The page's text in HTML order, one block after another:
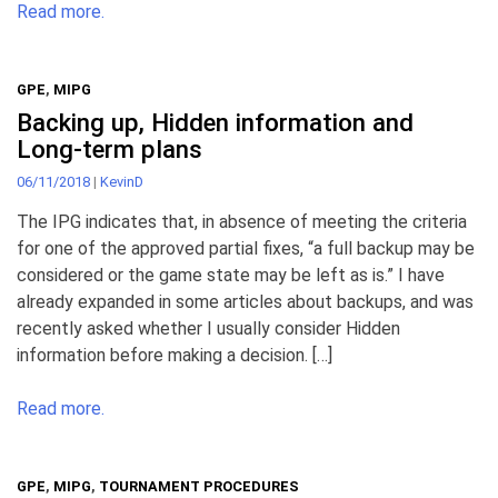
Read more.
GPE, MIPG
Backing up, Hidden information and
Long-term plans
06/11/2018 | KevinD
The IPG indicates that, in absence of meeting the criteria
for one of the approved partial fixes, “a full backup may be
considered or the game state may be left as is.” I have
already expanded in some articles about backups, and was
recently asked whether I usually consider Hidden
information before making a decision. […]
Read more.
GPE, MIPG, TOURNAMENT PROCEDURES